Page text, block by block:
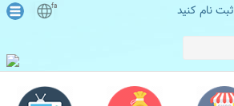
ثبت نام کنید fa